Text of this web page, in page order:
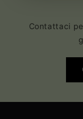
Contattaci